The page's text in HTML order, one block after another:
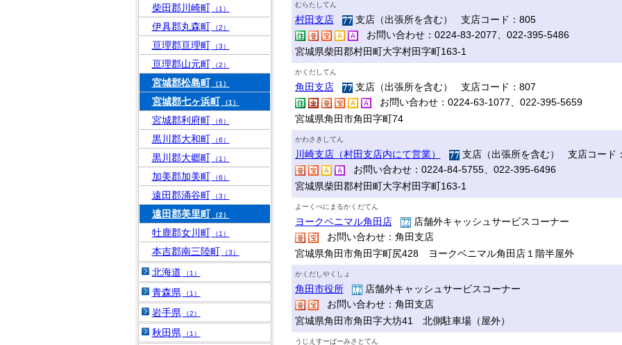
むらたしてん
村田支店
支店（出張所を含む） 支店コード：805
お問い合わせ：0224-83-2077、022-395-5486
宮城県柴田郡村田町大字村田字町163-1
かくだしてん
角田支店
支店（出張所を含む） 支店コード：807
お問い合わせ：0224-63-1077、022-395-5659
宮城県角田市角田字町74
かわさきしてん
川崎支店（村田支店内にて営業）
支店（出張所を含む） 支店コード
お問い合わせ：0224-84-5755、022-395-6496
宮城県柴田郡村田町大字村田字町163-1
よーくべにまるかくだてん
ヨークベニマル角田店
店舗外キャッシュサービスコーナー
お問い合わせ：角田支店
宮城県角田市角田字町尻428 ヨークベニマル角田店１階半屋外
かくだしやくしょ
角田市役所
店舗外キャッシュサービスコーナー
お問い合わせ：角田支店
宮城県角田市角田字大坊41 北側駐車場（屋外）
うじえすーぱーみさとてん
柴田郡川崎町 （1）
伊具郡丸森町 （2）
亘理郡亘理町 （3）
亘理郡山元町 （2）
宮城郡松島町 （1）
宮城郡七ヶ浜町 （1）
宮城郡利府町 （6）
黒川郡大和町 （6）
黒川郡大郷町 （1）
加美郡加美町 （6）
遠田郡涌谷町 （3）
遠田郡美里町 （2）
牡鹿郡女川町 （1）
本吉郡南三陸町 （3）
北海道 （1）
青森県 （1）
岩手県 （2）
秋田県 （1）